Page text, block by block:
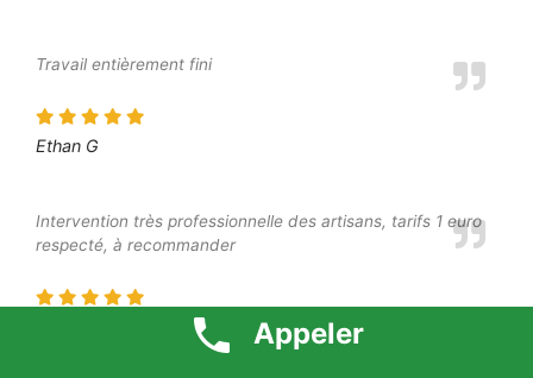
Travail entièrement fini
Ethan G
Intervention très professionnelle des artisans, tarifs 1 euro
respecté, à recommander
Appeler